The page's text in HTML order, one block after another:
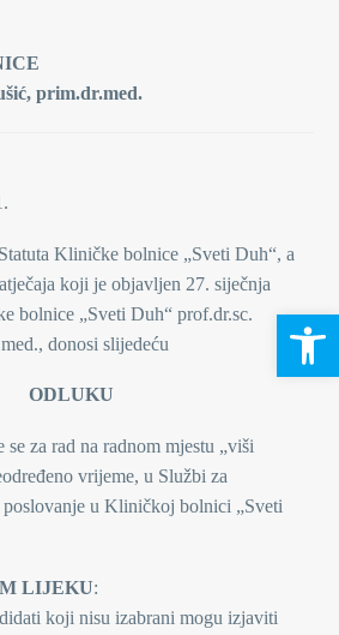
prim.dr.med.
Kliničke bolnice „Sveti Duh“, a
koji je objavljen 27. siječnja
bolnice „Sveti Duh“ prof.dr.sc.
donosi slijedeću
ODLUKU
se za rad na radnom mjestu „viši
vrijeme, u Službi za
u Kliničkoj bolnici „Sveti
LIJEKU:
koji nisu izabrani mogu izjaviti